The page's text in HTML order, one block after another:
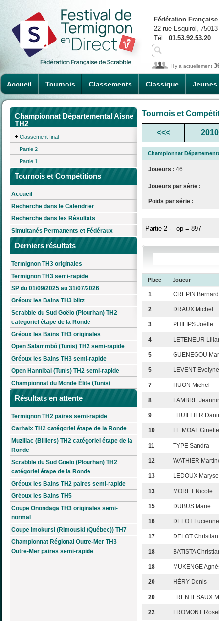
Accueil Tournois Classements Classique Jeunes
Fédération
22 rue Esquirol,
Tél : 01.53.92.53.20
Il y a actuellement
Championnat Départemental Aisne
TH2
Classement final
Partie 2
Partie 1
Tournois et Compétitions
Accueil
Recherche dans le Calendrier
Recherche dans les Résultats
Simultanés Permanents et Fédéraux
Derniers résultats
Termignon TH3 originales
Termignon TH3 semi-rapide
SP du 01/09/2025 au 31/07/2026
Gréoux les Bains TH3 blitz
Scrabble du Sud Goëlo (Plourhan) TH2
catégoriel étape de la Ronde
Gréoux les Bains TH3 originales
Open Salammbô (Tunis) TH2 semi-rapide
Gréoux les Bains TH3 semi-rapide
Open Hannibal (Tunis) TH2 semi-rapide
Championnat du Monde Élite (Tunis)
Résultats en attente
Termignon TH2 paires semi-rapide
Carhaix TH2 catégoriel étape de la Ronde
Muzillac (Billiers) TH2 catégoriel étape de la
Ronde
Scrabble du Sud Goëlo (Plourhan) TH2
catégoriel étape de la Ronde
Gréoux les Bains TH2 paires semi-rapide
Gréoux les Bains TH5
Coupe Onondaga TH3 originales semi-
normal
Coupe Imokursi (Rimouski (Québec)) TH7
Championnat Régional Outre-Mer TH3
Outre-Mer paires semi-rapide
Tournois et
<<< 2010
Championnat
Joueurs : 46
Joueurs par série :
Poids par série :
Partie 2 - Top = 897
Place Joueur
1 CREPIN Bernard
2 DRAUX Michel
3 PHILIPS Joëlle
4 LETENEUR
5 GUENEGOU
5 LEVENT Evelyne
7 HUON Michel
8 LAMBRE
9 THUILLIER
10 LE MOAL Ginette
11 TYPE Sandra
12 WATHIER
13 LEDOUX Maryse
13 MORET Nicole
15 DUBUS Marie
16 DELOT Lucienne
17 DELOT Christian
18 BATISTA
18 MUKENGE
20 HÉRY Denis
20 TRENTESAUX
22 FROMONT